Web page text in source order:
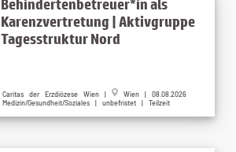
Behindertenbetreuer*in als
Karenzvertretung | Aktivgruppe
Tagesstruktur Nord
Caritas der Erzdiözese Wien | Wien | 08.08.2026
Medizin/Gesundheit/Soziales | unbefristet | Teilzeit